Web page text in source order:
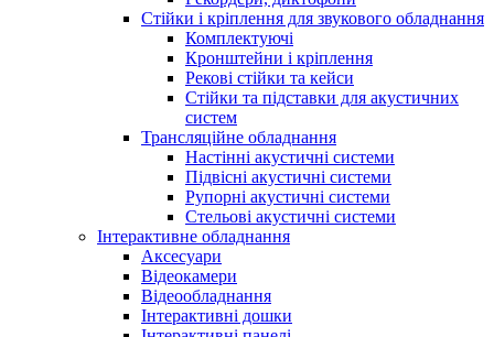
Стійки і кріплення для звукового обладнання
Комплектуючі
Кронштейни і кріплення
Рекові стійки та кейси
Стійки та підставки для акустичних
систем
Трансляційне обладнання
Настінні акустичні системи
Підвісні акустичні системи
Рупорні акустичні системи
Стельові акустичні системи
Інтерактивне обладнання
Аксесуари
Відеокамери
Відеообладнання
Інтерактивні дошки